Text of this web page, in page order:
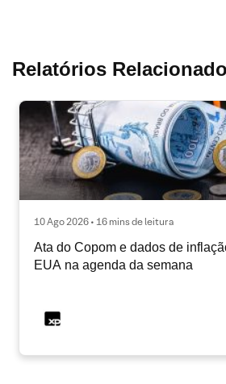
Relatórios
10 Ago 2026 • 16 mins de leitura
Ata do Copom e dados de
EUA na agenda da semana